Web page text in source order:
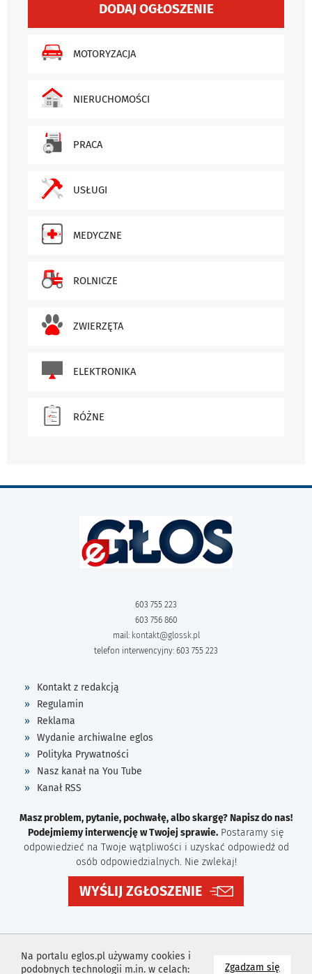
Zgadzam się
Na portalu eglos.pl używamy cookies i
podobnych technologii m.in. w celach:
DODAJ OGŁOSZENIE
MOTORYZACJA
NIERUCHOMOŚCI
PRACA
USŁUGI
MEDYCZNE
ROLNICZE
ZWIERZĘTA
ELEKTRONIKA
RÓŻNE
603 755 223
603 756 860
mail: kontakt@glossk.pl
telefon interwencyjny: 603 755 223
Kontakt z redakcją
Regulamin
Reklama
Wydanie archiwalne eglos
Polityka Prywatności
Nasz kanał na You Tube
Kanał RSS
Masz problem, pytanie, pochwałę, albo skargę? Napisz do nas!
Podejmiemy interwencję w Twojej sprawie. Postaramy się
odpowiedzieć na Twoje wątpliwości i uzyskać odpowiedź od
osób odpowiedzialnych. Nie zwlekaj!
WYŚLIJ ZGŁOSZENIE